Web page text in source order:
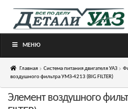
Перейти
Перейти
МЕНЮ
Главная Система питания двигателя УАЗ
воздушного фильтра УМЗ-4213 (BIG FILTЕR)
Элемент воздушного